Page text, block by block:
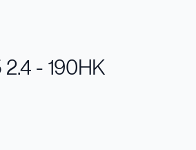
2.4 - 190HK